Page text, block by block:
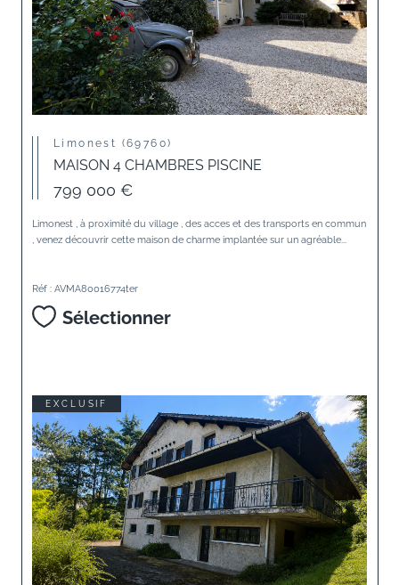
Limonest (69760)
MAISON 4 CHAMBRES PISCINE
799 000 €
Limonest , à proximité du village , des acces et des transports en commun
, venez découvrir cette maison de charme implantée sur un agréable...
Réf : AVMA80016774ter
Sélectionner
EXCLUSIF